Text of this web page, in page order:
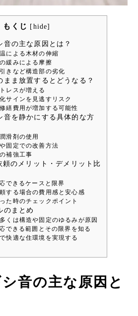
もくじ [ hide]
音の主な原因とは？
による木材の伸縮
緩みによる摩擦
きなど構造部の劣化
まま放置するとどうなる？
レスが増える
サインを見逃すリスク
繕費用が増加する可能性
音を静かにする具体的な方
滑剤の使用
固定での改善方法
補強工事
のメリット・デメリット比
できるケースと限界
する場合の費用感と安心感
た時のチェックポイント
のまとめ
くは構造や固定のゆるみが原因
できる範囲とその限界を知る
快適な住環境を実現する
音の主な原因と